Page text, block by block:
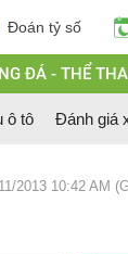
Đoán tỷ số
ĐÁ - THỂ
ô tô Đánh giá
2013 10:42 AM